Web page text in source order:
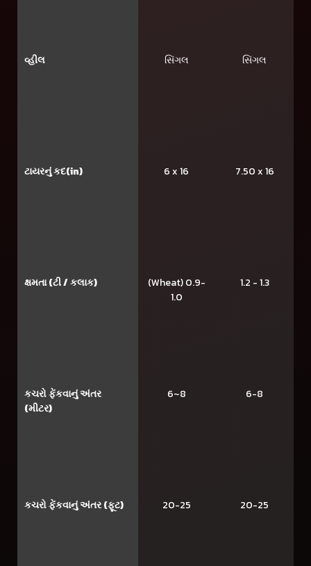
વ્હીલ
ટાયરનું કદ(in)
ક્ષમતા (ટી / કલાક)
કચરો ફેંકવાનું અંતર
(મીટર)
કચરો ફેંકવાનું અંતર (ફૂટ)
સિંગલ
6 x 16
(Wheat) 0.9-
1.0
6~8
20-25
સિંગલ
7.50 x 16
1.2 - 1.3
6-8
20-25